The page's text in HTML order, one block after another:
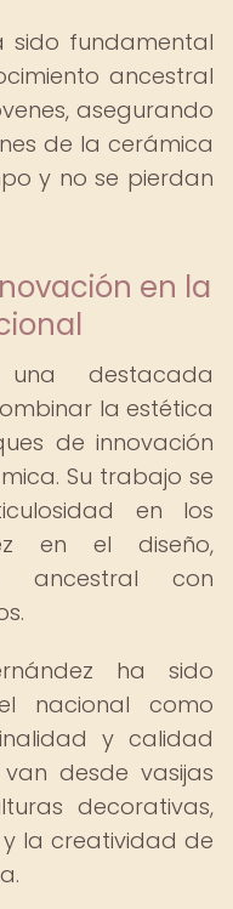
sido fundamental
ancestral
asegurando
de la cerámica
y no se pierdan
en la
destacada
la estética
de innovación
Su trabajo se
en los
en el diseño,
ancestral con
ha sido
nacional como
y calidad
desde vasijas
decorativas,
la creatividad de